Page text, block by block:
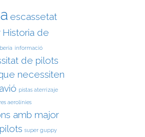
escassetat
Historia de
informació
de pilots
necessiten
pistas aterrizaje
aerolínies
amb major
super guppy